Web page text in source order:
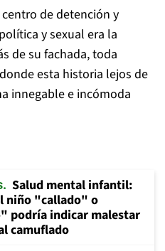
de detención y
y sexual era la
de su fachada, toda
esta historia lejos de
innegable e incómoda
Salud mental infantil:
niño "callado" o
podría indicar malestar
camuflado